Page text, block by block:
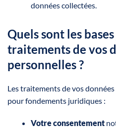
données collectées.
Quels sont les
traitements de vos
personnelles ?
Les traitements de vos
pour fondements juridiques :
Votre consentement